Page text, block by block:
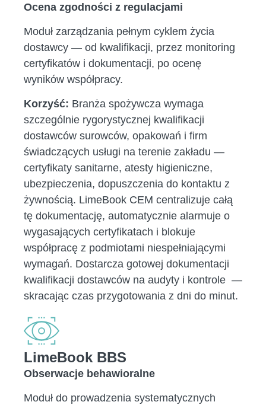
Ocena zgodności z regulacjami
Moduł zarządzania pełnym cyklem życia
dostawcy — od kwalifikacji, przez monitoring
certyfikatów i dokumentacji, po ocenę
wyników współpracy.
Korzyść: Branża spożywcza wymaga
szczególnie rygorystycznej kwalifikacji
dostawców surowców, opakowań i firm
świadczących usługi na terenie zakładu —
certyfikaty sanitarne, atesty higieniczne,
ubezpieczenia, dopuszczenia do kontaktu z
żywnością. LimeBook CEM centralizuje całą
tę dokumentację, automatycznie alarmuje o
wygasających certyfikatach i blokuje
współpracę z podmiotami niespełniającymi
wymagań. Dostarcza gotowej dokumentacji
kwalifikacji dostawców na audyty i kontrole —
skracając czas przygotowania z dni do minut.
LimeBook BBS
Obserwacje behawioralne
Moduł do prowadzenia systematycznych